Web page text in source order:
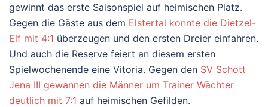
gewinnt das erste Saisonspiel auf heimischen Platz.
Gegen die Gäste aus dem Elstertal konnte die Dietzel-
Elf mit 4:1 überzeugen und den ersten Dreier einfahren.
Und auch die Reserve feiert an diesem ersten
Spielwochenende eine Vitoria. Gegen den SV Schott
Jena III gewannen die Männer um Trainer Wächter
deutlich mit 7:1 auf heimischen Gefilden.